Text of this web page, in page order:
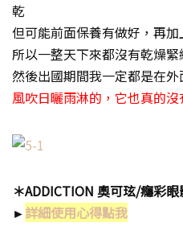
乾
但可能前面保養有做好，再
所以一整天下來都沒有乾燥
然後出國期間我一定都是在
風吹日曬雨淋的，它也真的
＊ADDICTION 奧可玹/癮彩眼
►詳細使用心得點我